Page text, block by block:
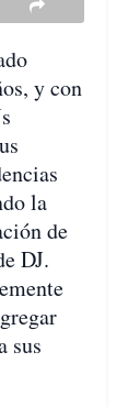
y con
la
de
DJ.
sus